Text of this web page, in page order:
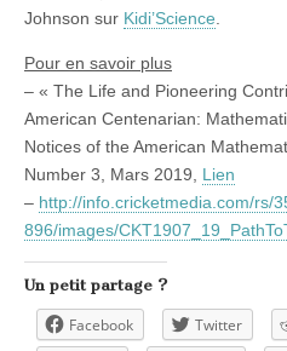
Johnson sur Kidi’Science.
Pour en savoir plus
– « The Life and Pioneering
American Centenarian:
Notices of the American
Number 3, Mars 2019, Lien
– http://info.cricketmedia.com/rs/
896/images/
Un petit partage ?
Facebook Twitter